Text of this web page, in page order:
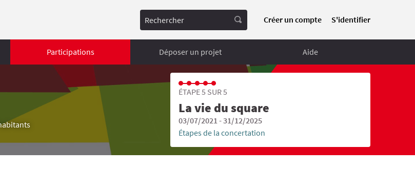
Rechercher Créer un compte S'identifier
Participations Déposer un projet Aide
ÉTAPE 5 SUR 5
La vie du square
03/07/2021 - 31/12/2025
Étapes de la concertation